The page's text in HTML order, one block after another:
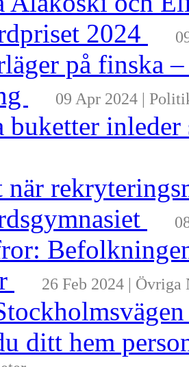
2024
på finska
09 Apr 2024 |
buketter
26 Feb 2024 | Övriga
ditt hem